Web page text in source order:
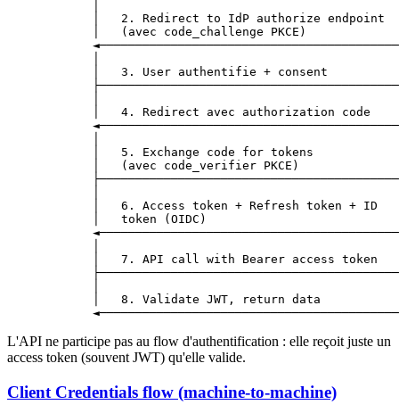
│   2. Redirect to IdP authorize endpoint
│   (avec code_challenge PKCE)
│   3. User authentifie + consent
│   4. Redirect avec authorization code
│   5. Exchange code for tokens
│   (avec code_verifier PKCE)
│   6. Access token + Refresh token + ID
│   token (OIDC)
│   7. API call with Bearer access token
│   8. Validate JWT, return data
L'API ne participe pas au flow d'authentification : elle reçoit juste un
access token (souvent JWT) qu'elle valide.
Client Credentials flow (machine-to-machine)